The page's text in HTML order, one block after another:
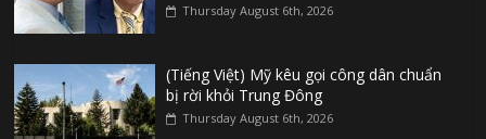
Thursday August 6th, 2026
(Tiếng Việt) Mỹ kêu gọi công dân chuẩn
bị rời khỏi Trung Đông
Thursday August 6th, 2026